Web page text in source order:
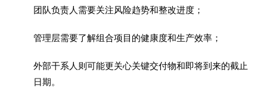
团队负责人需要关注风险趋势和整改进度；
管理层需要了解组合项目的健康度和生产效率；
外部干系人则可能更关心关键交付物和即将到来的截止
日期。